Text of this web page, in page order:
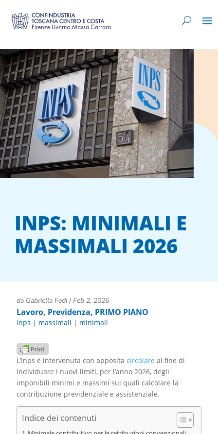
INPS: MINIMALI E
MASSIMALI 2026
da Gabriella Fedi| Feb 2, 2026
Lavoro, Previdenza, PRIMO PIANO
inps | massimali | minimali
L’Inps è intervenuta con apposita circolare al fine di
individuare i nuovi limiti, per l’anno 2026, degli
imponibili minimi e massimi sui quali calcolare la
contribuzione previdenziale e assistenziale.
Indice dei contenuti